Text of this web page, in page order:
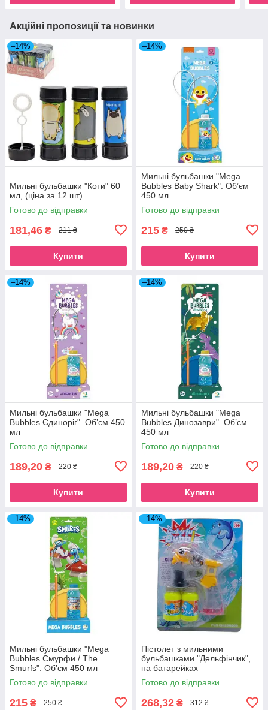
Акційні пропозиції та новинки
–14%
Мильні бульбашки "Коти" 60
мл, (ціна за 12 шт)
Готово до відправки
181,46 ₴ 211 ₴
Купити
–14%
Мильні бульбашки "Mega
Bubbles Baby Shark". Об’єм
450 мл
Готово до відправки
215 ₴ 250 ₴
Купити
–14%
Мильні бульбашки "Mega
Bubbles Єдиноріг". Об’єм 450
мл
Готово до відправки
189,20 ₴ 220 ₴
Купити
–14%
Мильні бульбашки "Mega
Bubbles Динозаври". Об’єм
450 мл
Готово до відправки
189,20 ₴ 220 ₴
Купити
–14%
Мильні бульбашки "Mega
Bubbles Смурфи / The
Smurfs". Об’єм 450 мл
Готово до відправки
215 ₴ 250 ₴
–14%
Пістолет з мильними
бульбашками "Дельфінчик",
на батарейках
Готово до відправки
268,32 ₴ 312 ₴